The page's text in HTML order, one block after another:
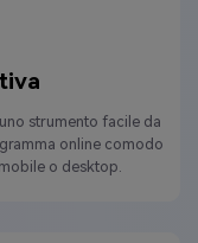
strumento facile da
online comodo
o desktop.